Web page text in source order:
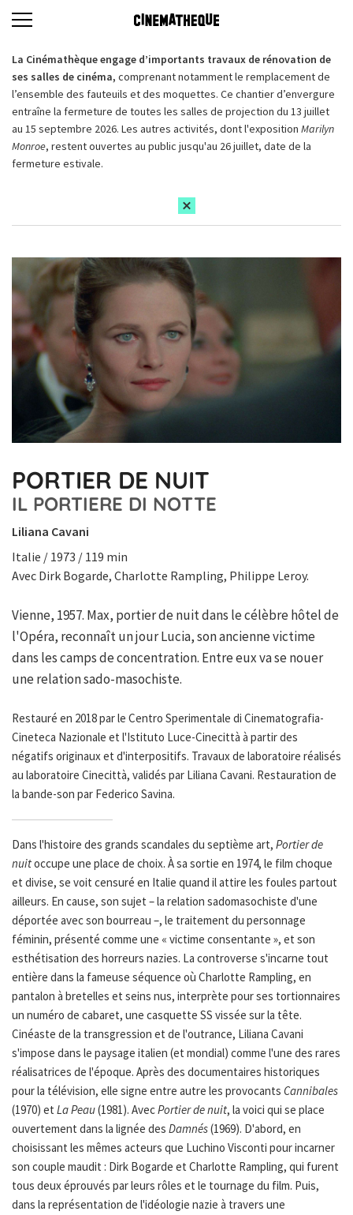
La Cinémathèque engage d’importants travaux de rénovation de
ses salles de cinéma, comprenant notamment le remplacement de
l’ensemble des fauteuils et des moquettes. Ce chantier d’envergure
entraîne la fermeture de toutes les salles de projection du 13 juillet
au 15 septembre 2026. Les autres activités, dont l'exposition Marilyn
Monroe, restent ouvertes au public jusqu'au 26 juillet, date de la
fermeture estivale.
PORTIER DE NUIT
IL PORTIERE DI NOTTE
Liliana Cavani
Italie / 1973 / 119 min
Avec Dirk Bogarde, Charlotte Rampling, Philippe Leroy.
Vienne, 1957. Max, portier de nuit dans le célèbre hôtel de
l'Opéra, reconnaît un jour Lucia, son ancienne victime
dans les camps de concentration. Entre eux va se nouer
une relation sado-masochiste.
Restauré en 2018 par le Centro Sperimentale di Cinematografia-
Cineteca Nazionale et l'Istituto Luce-Cinecittà à partir des
négatifs originaux et d'interpositifs. Travaux de laboratoire réalisés
au laboratoire Cinecittà, validés par Liliana Cavani. Restauration de
la bande-son par Federico Savina.
Dans l'histoire des grands scandales du septième art, Portier de
nuitoccupe une place de choix. À sa sortie en 1974, le film choque
et divise, se voit censuré en Italie quand il attire les foules partout
ailleurs. En cause, son sujet – la relation sadomasochiste d'une
déportée avec son bourreau –, le traitement du personnage
féminin, présenté comme une « victime consentante », et son
esthétisation des horreurs nazies. La controverse s'incarne tout
entière dans la fameuse séquence où Charlotte Rampling, en
pantalon à bretelles et seins nus, interprète pour ses tortionnaires
un numéro de cabaret, une casquette SS vissée sur la tête.
Cinéaste de la transgression et de l'outrance, Liliana Cavani
s'impose dans le paysage italien (et mondial) comme l'une des rares
réalisatrices de l'époque. Après des documentaires historiques
pour la télévision, elle signe entre autre les provocants Cannibales
(1970) et La Peau(1981). AvecPortier de nuit, la voici qui se place
ouvertement dans la lignée des Damnés(1969). D'abord, en
choisissant les mêmes acteurs que Luchino Visconti pour incarner
son couple maudit : Dirk Bogarde et Charlotte Rampling, qui furent
tous deux éprouvés par leurs rôles et le tournage du film. Puis,
dans la représentation de l'idéologie nazie à travers une